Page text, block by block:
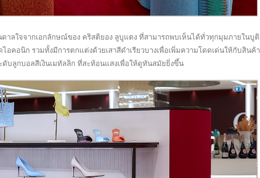
าลใจจากเอกลักษณ์ของ คริสติยอง ลูบูแตง ที่สามารถพบเห็นได้ทั่วทุกมุมภายในบูติ
คอนิก รวมทั้งมีการตกแต่งด้วยเสาสีดำเรียวบางเพื่อเพิ่มความโดดเด่นให้กับสินค้า
บลูกบอลสีเงินเมทัลลิก ที่สะท้อนแสงเพื่อให้ดูทันสมัยยิ่งขึ้น